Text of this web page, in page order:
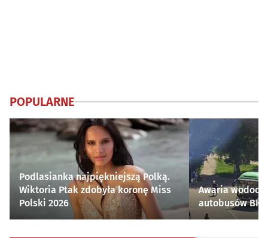
POPULARNE
Podlasianka najpiękniejszą Polką.
Wiktoria Ptak zdobyła koronę Miss
Polski 2026
Awaria
autobusów